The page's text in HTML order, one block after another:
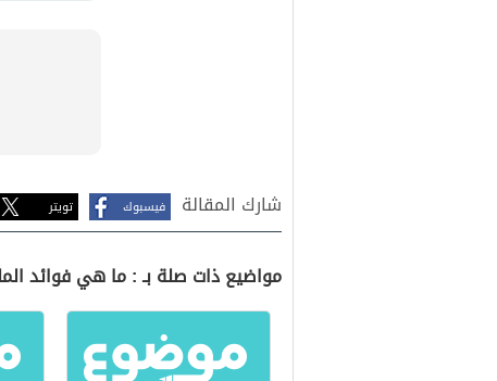
شارك المقالة فيسبوك تويتر
مواضيع ذات صلة بـ : ما هي فوائد